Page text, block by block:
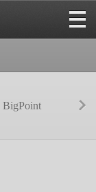
BigPoint